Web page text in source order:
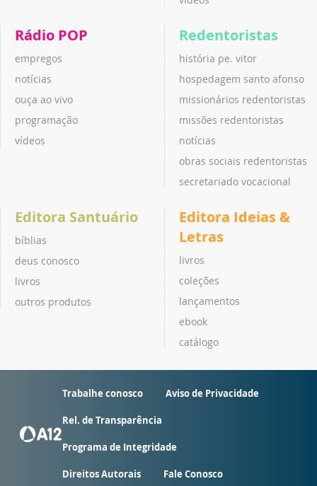
Rádio POP
empregos
notícias
ouça ao vivo
programação
vídeos
Redentoristas
história pe. vitor
hospedagem santo afonso
missionários redentoristas
missões redentoristas
notícias
obras sociais redentoristas
secretariado vocacional
Editora Santuário
bíblias
deus conosco
livros
outros produtos
Editora Ideias &
Letras
livros
coleções
lançamentos
ebook
catálogo
Trabalhe conosco Aviso de Privacidade
Rel. de Transparência
Programa de Integridade
Direitos Autorais Fale Conosco